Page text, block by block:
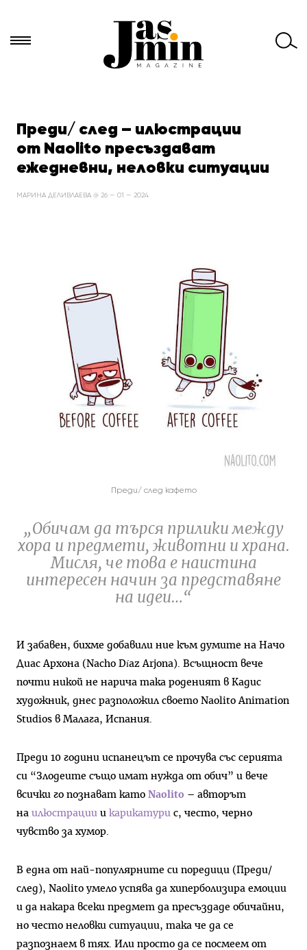
за:Преди/ след – илюстрации
от Naolito пресъздават
ежедневни, неловки ситуации
МАРИНА ДЕЛИВЛАЕВА @ 26 — 01 — 2024
Преди/ след кафето
„Обичам да търся прилики между
хора и предмети, животни и храна.
Мисля, че това е наистина
интересен начин за представяне
на идеи…“
И забавен, бихме добавили ние към думите на Начо
Диас Архона (Nacho Díaz Arjona). Всъщност вече
почти никой не нарича така роденият в Кадис
художник, днес разположил своето Naolito Animation
Studios в Малага, Испания.
Преди 10 години испанецът се прочува със серията
си “Злодеите също имат нужда от обич” и вече
всички го познават като Naolito – авторът
на илюстрации и карикатури с, често, черно
чувство за хумор.
В една от най-популярните си поредици (Преди/
след), Naolito умело успява да хиперболизира емоции
и да накара всеки предмет да пресъздаде обичайни,
но често неловки ситуации, така че да се
разпознаем в тях. Или просто да се посмеем от